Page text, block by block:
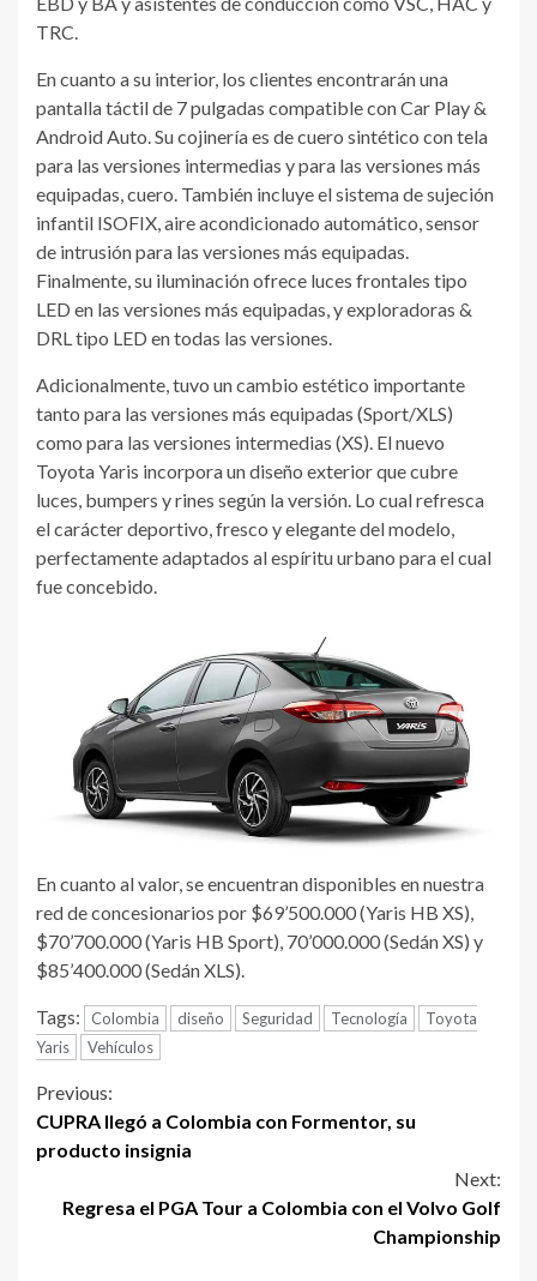
TRC.
En cuanto a su interior, los clientes encontrarán una
pantalla táctil de 7 pulgadas compatible con Car Play &
Android Auto. Su cojinería es de cuero sintético con tela
para las versiones intermedias y para las versiones más
equipadas, cuero. También incluye el sistema de sujeción
infantil ISOFIX, aire acondicionado automático, sensor
de intrusión para las versiones más equipadas.
Finalmente, su iluminación ofrece luces frontales tipo
LED en las versiones más equipadas, y exploradoras &
DRL tipo LED en todas las versiones.
Adicionalmente, tuvo un cambio estético importante
tanto para las versiones más equipadas (Sport/XLS)
como para las versiones intermedias (XS). El nuevo
Toyota Yaris incorpora un diseño exterior que cubre
luces, bumpers y rines según la versión. Lo cual refresca
el carácter deportivo, fresco y elegante del modelo,
perfectamente adaptados al espíritu urbano para el cual
fue concebido.
En cuanto al valor, se encuentran disponibles en nuestra
red de concesionarios por $69’500.000 (Yaris HB XS),
$70’700.000 (Yaris HB Sport), 70’000.000 (Sedán XS) y
$85’400.000 (Sedán XLS).
Tags: Colombia diseño Seguridad Tecnología
Toyota
Yaris
Vehículos
Continue
Reading
Previous:
CUPRA llegó a Colombia con Formentor, su
producto insignia
Next:
Regresa el PGA Tour a Colombia con el Volvo Golf
Championship